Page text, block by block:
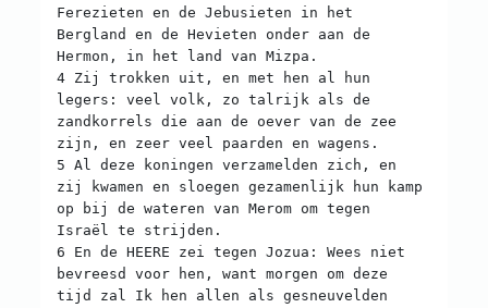
Ferezieten en de Jebusieten in het
Bergland en de Hevieten onder aan de
Hermon, in het land van Mizpa.
4 Zij trokken uit, en met hen al hun
legers: veel volk, zo talrijk als de
zandkorrels die aan de oever van de zee
zijn, en zeer veel paarden en wagens.
5 Al deze koningen verzamelden zich, en
zij kwamen en sloegen gezamenlijk hun kamp
op bij de wateren van Merom om tegen
Israël te strijden.
6 En de HEERE zei tegen Jozua: Wees niet
bevreesd voor hen, want morgen om deze
tijd zal Ik hen allen als gesneuvelden